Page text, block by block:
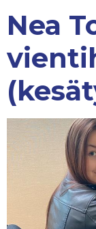
Nea